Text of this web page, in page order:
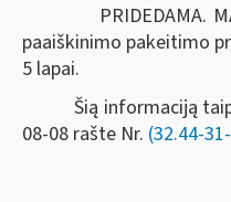
PRIDEDAMA. MAĮ
paaiškinimo pakeitimo
5 lapai.
Šią informaciją
08-08 rašte Nr. (32.44-